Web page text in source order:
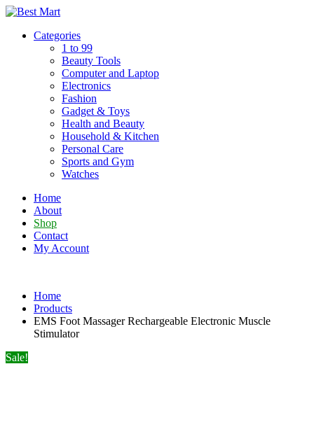
Skip
contentCategories
1 to 99
Beauty Tools
Computer and Laptop
Electronics
Fashion
Gadget & Toys
Health and Beauty
Household & Kitchen
Personal Care
Sports and Gym
Watches
Home
About
Shop
Contact
My Account
Home
Products
EMS Foot Massager Rechargeable Electronic Muscle
Stimulator
Sale!